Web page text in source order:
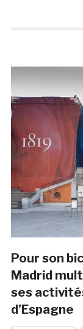
Pour son
Madrid
ses
d’Espagne